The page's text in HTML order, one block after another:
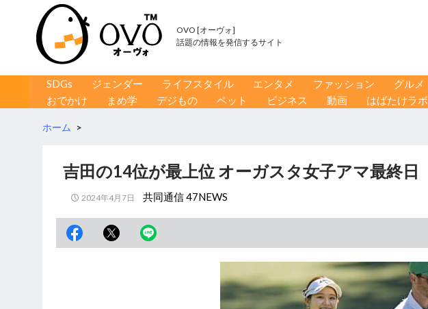
OVO [オーヴォ]
話題の情報を発信するサイト
コンテンツへ移動
SDGs ジェンダー ライフスタイル エンタメ ファッション グルメ
おでかけ
まめ学 デジもの ペット ビジネス 動画 はばたけラボ
ホーム >
吉田の14位が最上位 オーガスタ女子アマ最終日
2024年4月7日 共同通信 47NEWS